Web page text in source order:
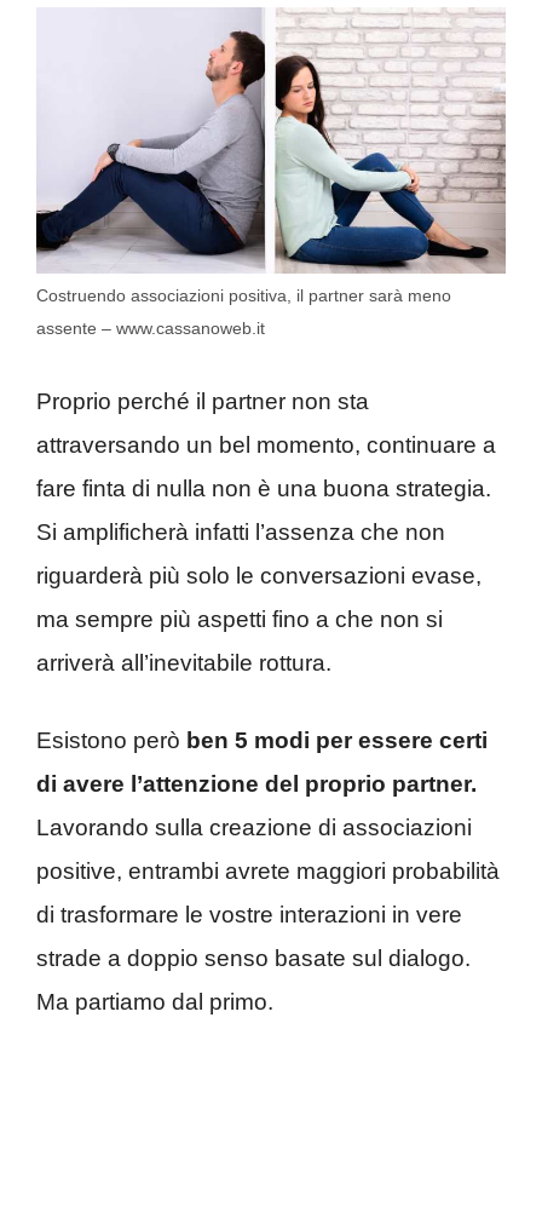
Costruendo associazioni positiva, il partner sarà meno
assente – www.cassanoweb.it
Proprio perché il partner non sta
attraversando un bel momento, continuare a
fare finta di nulla non è una buona strategia.
Si amplificherà infatti l’assenza che non
riguarderà più solo le conversazioni evase,
ma sempre più aspetti fino a che non si
arriverà all’inevitabile rottura.
Esistono però ben 5 modi per essere certi
di avere l’attenzione del proprio partner.
Lavorando sulla creazione di associazioni
positive, entrambi avrete maggiori probabilità
di trasformare le vostre interazioni in vere
strade a doppio senso basate sul dialogo.
Ma partiamo dal primo.